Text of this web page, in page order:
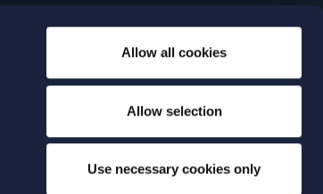
Allow all cookies
Allow selection
Use necessary cookies only